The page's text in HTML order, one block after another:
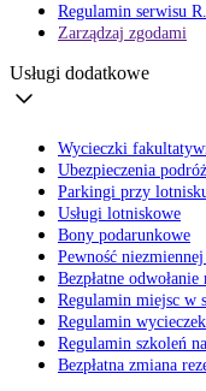
Regulamin serwisu
Zarządzaj zgodami
Usługi dodatkowe
Wycieczki
Ubezpieczenia
Parkingi przy
Usługi lotniskowe
Bony podarunkowe
Pewność
Bezpłatne
Regulamin miejsc w
Regulamin
Regulamin szkoleń
Bezpłatna zmiana